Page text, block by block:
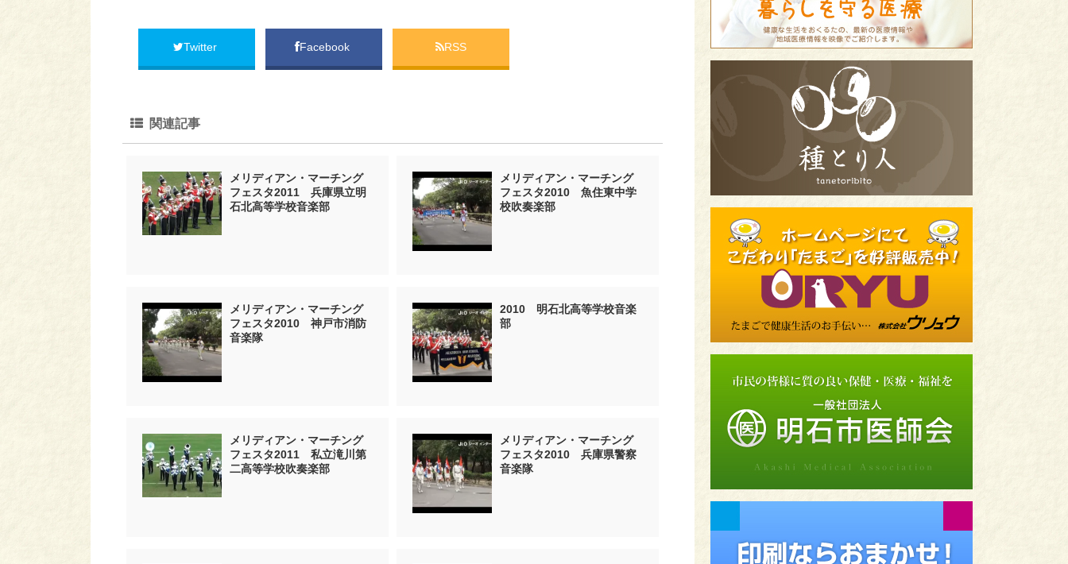
Twitter Facebook RSS
関連記事
メリディアン・マーチング
フェスタ2011 兵庫県立明
石北高等学校音楽部
メリディアン・マーチング
フェスタ2010 魚住東中学
校吹奏楽部
メリディアン・マーチング
フェスタ2010 神戸市消防
音楽隊
2010 明石北高等学校音楽
部
メリディアン・マーチング
フェスタ2011 私立滝川第
二高等学校吹奏楽部
メリディアン・マーチング
フェスタ2010 兵庫県警察
音楽隊